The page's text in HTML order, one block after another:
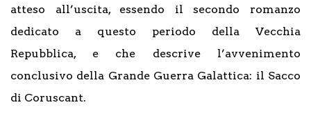
atteso all’uscita, essendo il secondo romanzo
dedicato a questo periodo della Vecchia
Repubblica, e che descrive l’avvenimento
conclusivo della Grande Guerra Galattica: il Sacco
di Coruscant.